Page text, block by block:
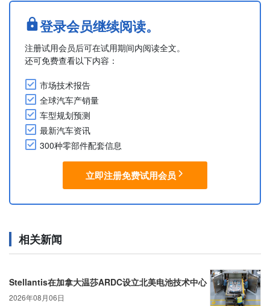
上述全新欧宝车型将采用零跑汽车的电动化平台与电池技
术，并结合欧宝的设计与工程开发能力。双方希望通过这种
合作....
登录会员继续阅读。
注册试用会员后可在试用期间内阅读全文。
还可免费查看以下内容：
市场技术报告
全球汽车产销量
车型规划预测
最新汽车资讯
300种零部件配套信息
立即注册免费试用会员
相关新闻
Stellantis在加拿大温莎ARDC设立北美电池技术中心
2026年08月06日